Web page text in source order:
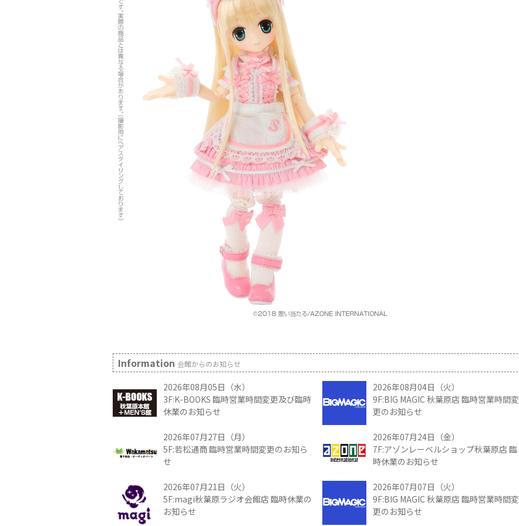
Information 会館からのお知らせ
2026年08月05日（水）
3F:K-BOOKS 臨時営業時間変更及び臨時
休業のお知らせ
2026年08月04日（火）
9F:BIG MAGIC 秋葉原店 臨時営業時間変
更のお知らせ
2026年07月27日（月）
5F:若松通商 臨時営業時間変更のお知ら
せ
2026年07月24日（金）
7F:アゾンレーベルショップ秋葉原店 臨
時休業のお知らせ
2026年07月21日（火）
5F:magi秋葉原ラジオ会館店 臨時休業の
お知らせ
2026年07月07日（火）
9F:BIG MAGIC 秋葉原店 臨時営業時間変
更のお知らせ